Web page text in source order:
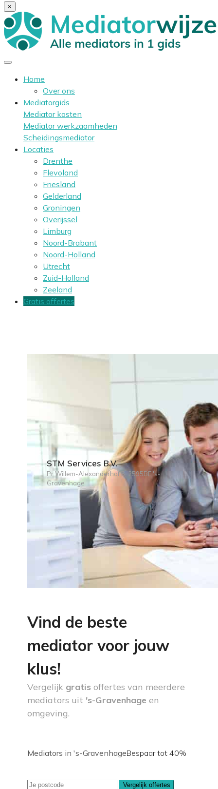
×
Home
Over ons
Mediatorgids
Mediator kosten
Mediator werkzaamheden
Scheidingsmediator
Locaties
Drenthe
Flevoland
Friesland
Gelderland
Groningen
Overijssel
Limburg
Noord-Brabant
Noord-Holland
Utrecht
Zuid-Holland
Zeeland
Gratis offertes
STM Services B.V.
Pr Willem-Alexanderhof 5, 2595BE 's-
Gravenhage
Vind de beste
mediator voor jouw
klus!
Vergelijk gratis offertes van meerdere
mediators uit 's-Gravenhage en
omgeving.
Mediators in 's-GravenhageBespaar tot 40%
Vergelijk offertes